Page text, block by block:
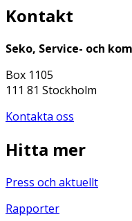
Kontakt
Seko, Service- och
Box 1105
111 81 Stockholm
Kontakta oss
Hitta mer
Press och aktuellt
Rapporter